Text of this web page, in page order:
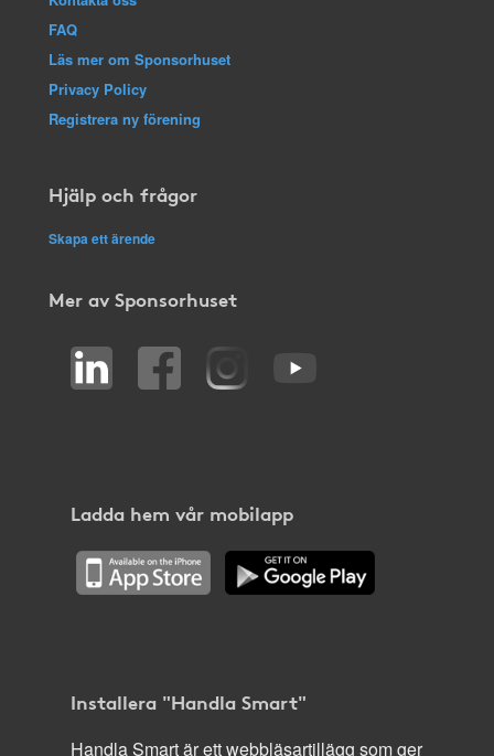
FAQ
Läs mer om Sponsorhuset
Privacy Policy
Registrera ny förening
Hjälp och frågor
Skapa ett ärende
Mer av Sponsorhuset
Ladda hem vår mobilapp
Installera "Handla Smart"
Handla Smart är ett webbläsartillägg som ger